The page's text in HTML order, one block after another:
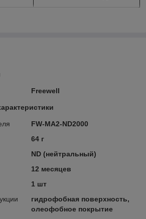
Freewell
FW-MA2-ND2000
64 г
ND (нейтральный)
12 месяцев
1 шт
гидрофобная поверхность,
олеофобное покрытие